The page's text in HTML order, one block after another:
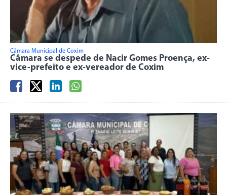
Câmara Municipal de Coxim
Câmara se despede de Nacir Gomes Proença, ex-
vice-prefeito e ex-vereador de Coxim